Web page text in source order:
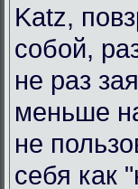
Katz,
собой,
не раз
меньше
не
себя как